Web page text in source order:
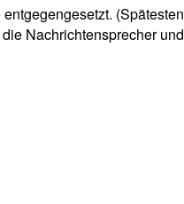
Nachrichtensprecher und